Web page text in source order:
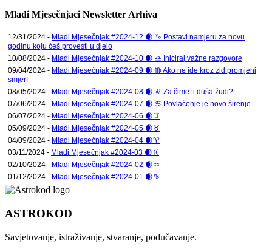
Mladi Mjesečnjaci Newsletter Arhiva
12/31/2024 - Mladi Mjesečnjak #2024-12 🌒 ♑ Postavi namjeru za novu
godinu koju ćeš provesti u djelo
10/08/2024 - Mladi Mjesečnjak #2024-10 🌒 ♎ Iniciraj važne razgovore
09/04/2024 - Mladi Mjesečnjak #2024-09 🌒 ♍ Ako ne ide kroz zid promjeni
smjer!
08/05/2024 - Mladi Mjesečnjak #2024-08 🌒 ♌ Za čime ti duša žudi?
07/06/2024 - Mladi Mjesečnjak #2024-07 🌒 ♋ Povlačenje je novo širenje
06/07/2024 - Mladi Mjesečnjak #2024-06 🌒♊
05/09/2024 - Mladi Mjesečnjak #2024-05 🌒♉
04/09/2024 - Mladi Mjesečnjak #2024-04 🌒♈
03/11/2024 - Mladi Mjesečnjak #2024-03 🌒♓
02/10/2024 - Mladi Mjesečnjak #2024-02 🌒♒
01/12/2024 - Mladi Mjesečnjak #2024-01 🌒♑
ASTROKOD
Savjetovanje, istraživanje, stvaranje, podučavanje.